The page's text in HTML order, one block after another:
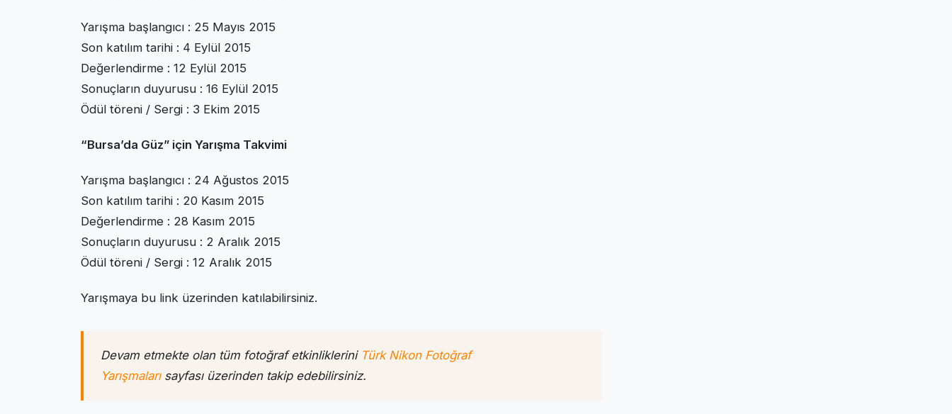
Yarışma başlangıcı : 25 Mayıs 2015
Son katılım tarihi : 4 Eylül 2015
Değerlendirme : 12 Eylül 2015
Sonuçların duyurusu : 16 Eylül 2015
Ödül töreni / Sergi : 3 Ekim 2015
“Bursa’da Güz” için Yarışma Takvimi
Yarışma başlangıcı : 24 Ağustos 2015
Son katılım tarihi : 20 Kasım 2015
Değerlendirme : 28 Kasım 2015
Sonuçların duyurusu : 2 Aralık 2015
Ödül töreni / Sergi : 12 Aralık 2015
Yarışmaya bu link üzerinden katılabilirsiniz.
Devam etmekte olan tüm fotoğraf etkinliklerini Türk Nikon Fotoğraf
Yarışmalarısayfası üzerinden takip edebilirsiniz.